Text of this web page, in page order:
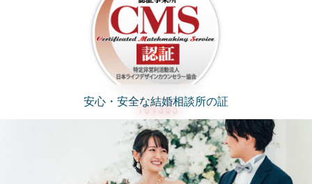
安心・安全な結婚相談所の証